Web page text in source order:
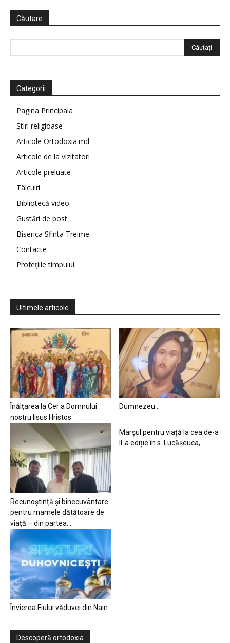
Căutare
Categorii
Pagina Principala
Știri religioase
Articole Ortodoxia.md
Articole de la vizitatori
Articole preluate
Tâlcuiri
Bibliotecă video
Gustări de post
Biserica Sfinta Treime
Contacte
Profețiile timpului
Ultimele articole
Înălțarea la Cer a Domnului
nostru Iisus Hristos
Dumnezeu…
Recunoștință și binecuvântare
pentru mamele dătătoare de
viață – din partea...
Marșul pentru viață la cea de-a
II-a ediție în s. Lucășeuca,...
Învierea Fiului văduvei din Nain
Descoperă ortodoxia